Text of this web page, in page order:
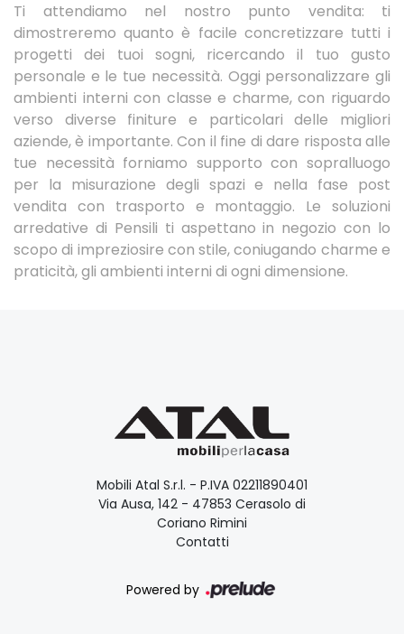
Ti attendiamo nel nostro punto vendita: ti
dimostreremo quanto è facile concretizzare tutti i
progetti dei tuoi sogni, ricercando il tuo gusto
personale e le tue necessità. Oggi personalizzare gli
ambienti interni con classe e charme, con riguardo
verso diverse finiture e particolari delle migliori
aziende, è importante. Con il fine di dare risposta alle
tue necessità forniamo supporto con sopralluogo
per la misurazione degli spazi e nella fase post
vendita con trasporto e montaggio. Le soluzioni
arredative di Pensili ti aspettano in negozio con lo
scopo di impreziosire con stile, coniugando charme e
praticità, gli ambienti interni di ogni dimensione.
Mobili Atal S.r.l. - P.IVA 02211890401
Via Ausa, 142 - 47853 Cerasolo di
Coriano Rimini
Contatti
Powered by